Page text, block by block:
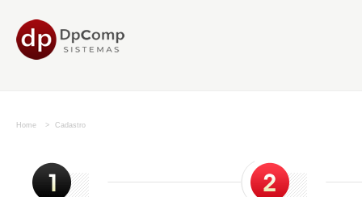
Home > Cadastro